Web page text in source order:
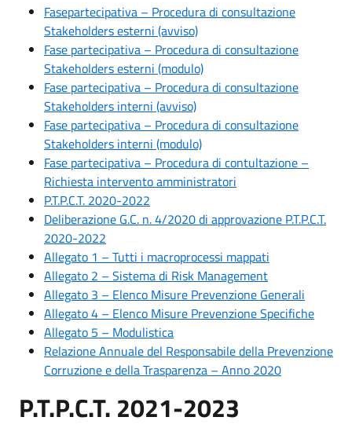
Fasepartecipativa – Procedura di consultazione
Stakeholders esterni (avviso)
Fase partecipativa – Procedura di consultazione
Stakeholders esterni (modulo)
Fase partecipativa – Procedura di consultazione
Stakeholders interni (avviso)
Fase partecipativa – Procedura di consultazione
Stakeholders interni (modulo)
Fase partecipativa – Procedura di contultazione –
Richiesta intervento amministratori
P.T.P.C.T. 2020-2022
Deliberazione G.C. n. 4/2020 di approvazione P.T.P.C.T.
2020-2022
Allegato 1 – Tutti i macroprocessi mappati
Allegato 2 – Sistema di Risk Management
Allegato 3 – Elenco Misure Prevenzione Generali
Allegato 4 – Elenco Misure Prevenzione Specifiche
Allegato 5 – Modulistica
Relazione Annuale del Responsabile della Prevenzione
Corruzione e della Trasparenza – Anno 2020
P.T.P.C.T. 2021-2023